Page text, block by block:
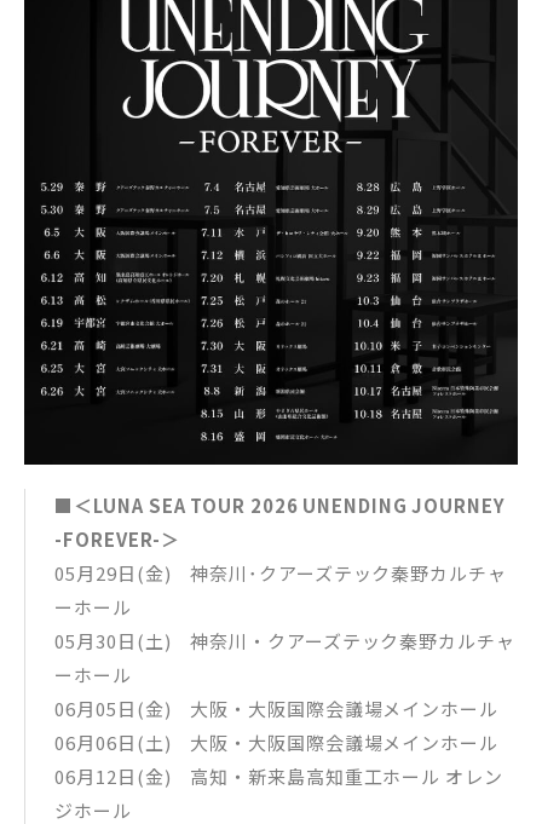
■＜LUNA SEA TOUR 2026 UNENDING JOURNEY
-FOREVER-＞
05月29日(金) 神奈川･クアーズテック秦野カルチャ
ーホール
05月30日(土) 神奈川・クアーズテック秦野カルチャ
ーホール
06月05日(金) 大阪・大阪国際会議場メインホール
06月06日(土) 大阪・大阪国際会議場メインホール
06月12日(金) 高知・新来島高知重工ホール オレン
ジホール